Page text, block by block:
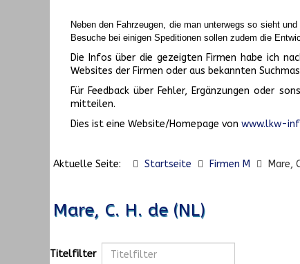
Neben den Fahrzeugen, die man unterwegs so sieht
Besuche bei einigen Speditionen sollen zudem die
Die Infos über die gezeigten Firmen habe ich
Websites der Firmen oder aus bekannten
Für Feedback über Fehler, Ergänzungen oder
mitteilen.
Dies ist eine Website/Homepage von www.lkw-
Aktuelle Seite: Startseite Firmen M Mare,
Mare, C. H. de (NL)
Titelfilter